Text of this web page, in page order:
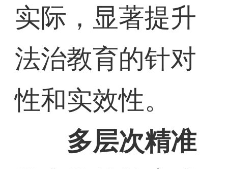
实际，显著提升
法治教育的针对
性和实效性。
多层次精准